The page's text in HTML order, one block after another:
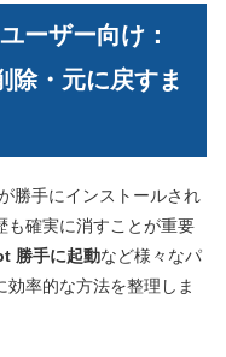
ーザー向け：
除・元に戻すま
勝手にインストールされ
も確実に消すことが重要
勝手に起動など様々なパ
率的な方法を整理しま